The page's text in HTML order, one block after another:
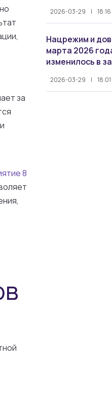
за
8
2026-03-29 | 18:16
Нацрежим и
марта 2026
изменилось в
2026-03-29 | 18:01